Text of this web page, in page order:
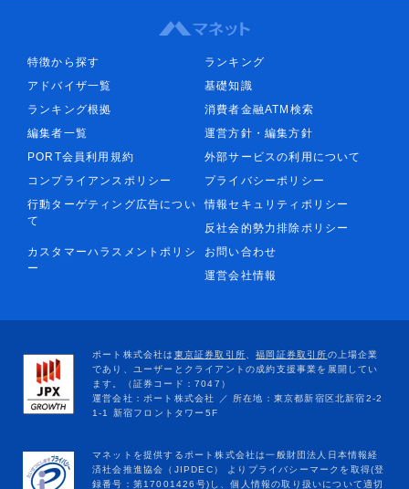
特徴から探す
ランキング
アドバイザ一覧
基礎知識
ランキング根拠
消費者金融ATM検索
編集者一覧
運営方針・編集方針
PORT会員利用規約
外部サービスの利用について
コンプライアンスポリシー
プライバシーポリシー
行動ターゲティング広告につい
て
情報セキュリティポリシー
反社会的勢力排除ポリシー
カスタマーハラスメントポリシ
ー
お問い合わせ
運営会社情報